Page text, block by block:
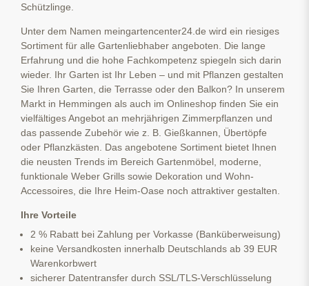
Schützlinge.
Unter dem Namen meingartencenter24.de wird ein riesiges
Sortiment für alle Gartenliebhaber angeboten. Die lange
Erfahrung und die hohe Fachkompetenz spiegeln sich darin
wieder. Ihr Garten ist Ihr Leben – und mit Pflanzen gestalten
Sie Ihren Garten, die Terrasse oder den Balkon? In unserem
Markt in Hemmingen als auch im Onlineshop finden Sie ein
vielfältiges Angebot an mehrjährigen Zimmerpflanzen und
das passende Zubehör wie z. B. Gießkannen, Übertöpfe
oder Pflanzkästen. Das angebotene Sortiment bietet Ihnen
die neusten Trends im Bereich Gartenmöbel, moderne,
funktionale Weber Grills sowie Dekoration und Wohn-
Accessoires, die Ihre Heim-Oase noch attraktiver gestalten.
Ihre Vorteile
2 % Rabatt bei Zahlung per Vorkasse (Banküberweisung)
keine Versandkosten innerhalb Deutschlands ab 39 EUR
Warenkorbwert
sicherer Datentransfer durch SSL/TLS-Verschlüsselung